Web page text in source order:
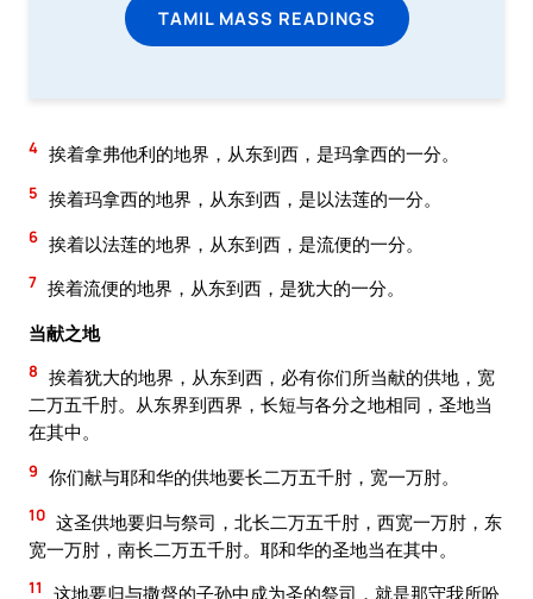
TAMIL MASS READINGS
4 挨着拿弗他利的地界，从东到西，是玛拿西的一分。
5 挨着玛拿西的地界，从东到西，是以法莲的一分。
6 挨着以法莲的地界，从东到西，是流便的一分。
7 挨着流便的地界，从东到西，是犹大的一分。
当献之地
8 挨着犹大的地界，从东到西，必有你们所当献的供地，宽
二万五千肘。从东界到西界，长短与各分之地相同，圣地当
在其中。
9 你们献与耶和华的供地要长二万五千肘，宽一万肘。
10 这圣供地要归与祭司，北长二万五千肘，西宽一万肘，东
宽一万肘，南长二万五千肘。耶和华的圣地当在其中。
11
这地要归与撒督的子孙中成为圣的祭司，就是那守我所吩